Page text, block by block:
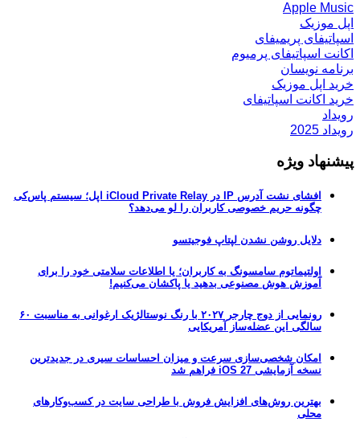
Apple Music
اپل موزیک
اسپاتیفای پریمیفای
اکانت اسپاتیفای پرمیوم
برنامه نویسان
خرید اپل موزیک
خرید اکانت اسپاتیفای
رویداد
رویداد 2025
پیشنهاد ویژه
افشای نشت آدرس IP در iCloud Private Relay اپل؛ سیستم پاس‌کی
چگونه حریم خصوصی کاربران را لو می‌دهد؟
دلایل روشن نشدن لپتاپ فوجیتسو
اولتیماتوم سامسونگ به کاربران؛ یا اطلاعات سلامتی خود را برای
آموزش هوش مصنوعی بدهید یا پاکشان می‌کنیم!
رونمایی از دوج چارجر ۲۰۲۷ با رنگ نوستالژیک ارغوانی به مناسبت ۶۰
سالگی این عضله‌ساز آمریکایی
امکان شخصی‌سازی سرعت و میزان احساسات سیری در جدیدترین
نسخه آزمایشی iOS 27 فراهم شد
بهترین روش‌های افزایش فروش با طراحی سایت در کسب‌وکارهای
محلی